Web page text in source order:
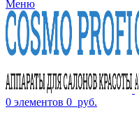
Меню
0 элементов 0 руб.